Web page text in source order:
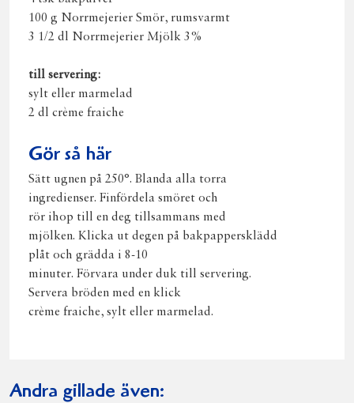
100 g Norrmejerier Smör, rumsvarmt
3 1/2 dl Norrmejerier Mjölk 3%
till servering:
sylt eller marmelad
2 dl crème fraiche
Gör så här
Sätt ugnen på 250°. Blanda alla torra
ingredienser. Finfördela smöret och
rör ihop till en deg tillsammans med
mjölken. Klicka ut degen på bakpappersklädd
plåt och grädda i 8-10
minuter. Förvara under duk till servering.
Servera bröden med en klick
crème fraiche, sylt eller marmelad.
Andra gillade även: